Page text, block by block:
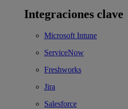
Integraciones clave
Microsoft Intune
ServiceNow
Freshworks
Jira
Salesforce